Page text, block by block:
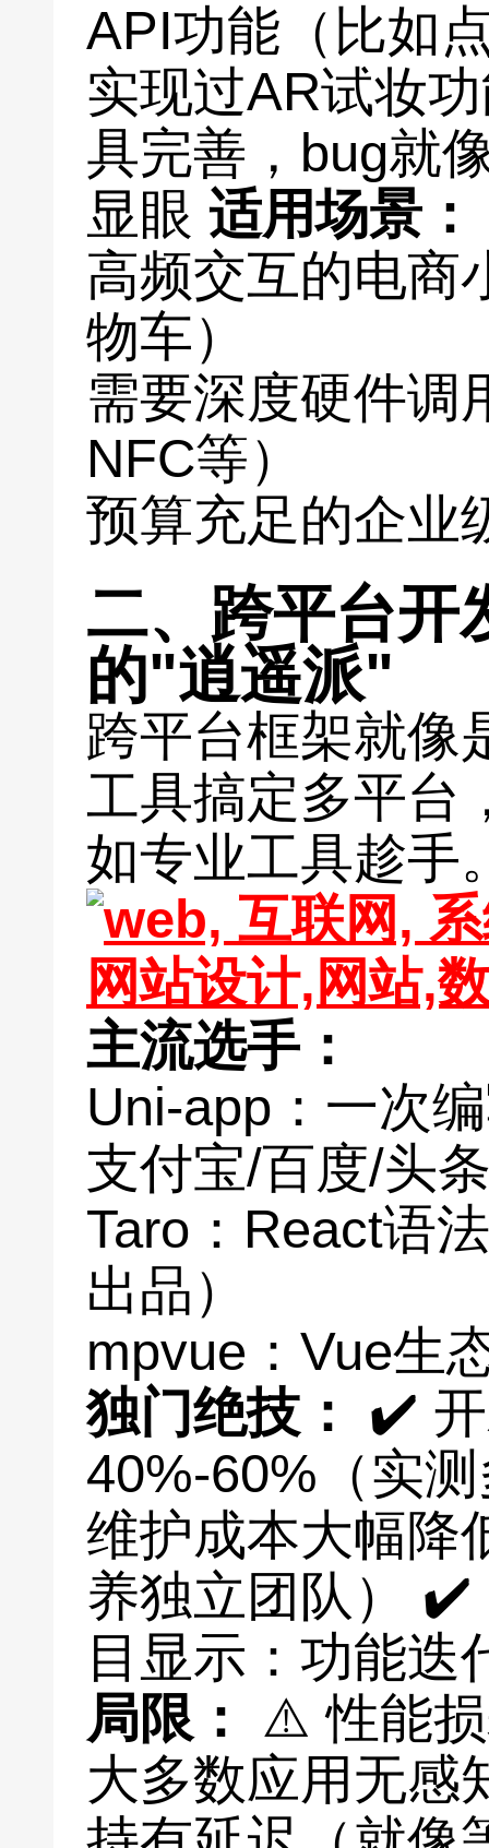
API功能（比如
实现过AR试妆
具完善，bug就
显眼 适用场景：
高频交互的电商
物车）
需要深度硬件调
NFC等）
预算充足的企业
二、跨平台开
的"逍遥派"
跨平台框架就
工具搞定多平台
如专业工具趁手
主流选手：
Uni-app：一次
支付宝/百度/头
Taro：React语
出品）
mpvue：Vue生
独门绝技：
✔️ 开
40%-60%（实
维护成本大幅降
养独立团队） ✔️
目显示：功能
局限：
⚠️ 性能
大多数应用无